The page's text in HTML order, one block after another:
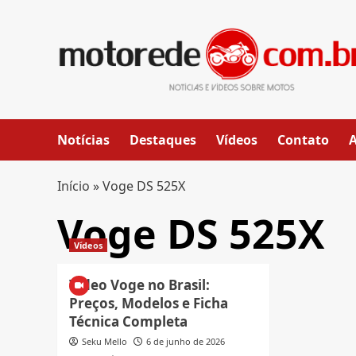
Notícias Destaques Vídeos Contato
Início »Voge DS 525X
Voge DS 525X
Vídeos
Vídeo Voge no Brasil:
Preços, Modelos e Ficha
Técnica Completa
Seku Mello 6 de junho de 2026